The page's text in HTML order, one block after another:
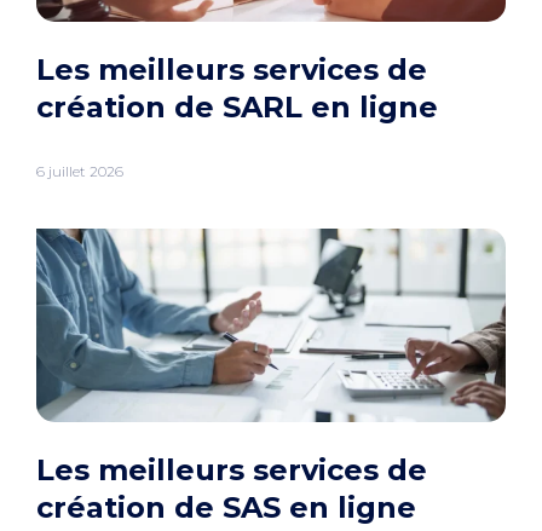
Les meilleurs services de
création de SARL en ligne
6 juillet 2026
Les meilleurs services de
création de SAS en ligne